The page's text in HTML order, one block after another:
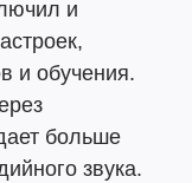
и
и обучения.
больше
звука.